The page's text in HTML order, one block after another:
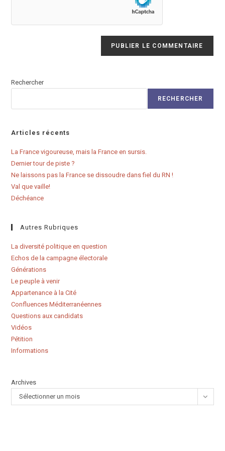
(facultatif)
Rechercher
RECHERCHER
Articles récents
La France vigoureuse, mais la France en sursis.
Dernier tour de piste ?
Ne laissons pas la France se dissoudre dans fiel du RN !
Val que vaille!
Déchéance
Autres Rubriques
La diversité politique en question
Echos de la campagne électorale
Générations
Le peuple à venir
Appartenance à la Cité
Confluences Méditerranéennes
Questions aux candidats
Vidéos
Pétition
Informations
Archives
Sélectionner un mois